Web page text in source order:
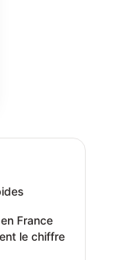
France
le chiffre